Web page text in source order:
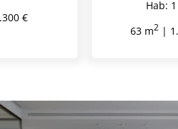
€
Hab:
63 m2 |